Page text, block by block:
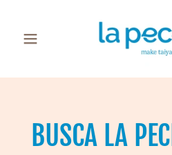
BUSCA LA